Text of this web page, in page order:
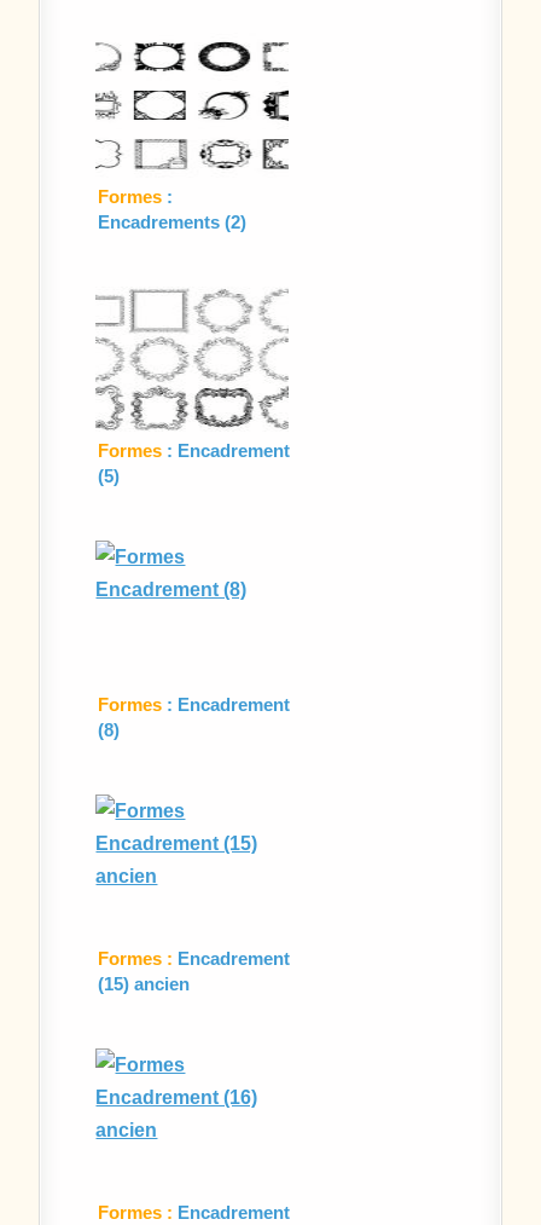
Formes :
Encadrements (2)
Formes : Encadrement
(5)
Formes : Encadrement
(8)
Formes : Encadrement
(15) ancien
Formes : Encadrement